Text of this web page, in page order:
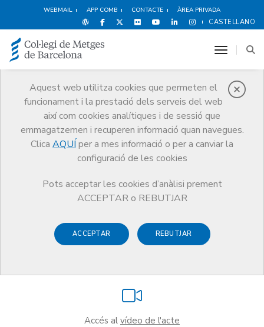
WEBMAIL APP COMB CONTACTE ÀREA PRIVADA
CASTELLANO
Aquest web utilitza cookies que permeten el
funcionament i la prestació dels serveis del web
així com cookies analítiques i de sessió que
emmagatzemen i recuperen informació quan navegues.
Clica AQUÍ per a mes informació o per a canviar la
configuració de les cookies
Pots acceptar les cookies d’anàlisi prement
ACCEPTAR o REBUTJAR
ACCEPTAR REBUTJAR
toggle
Premis
Premis Premis Edició 2022
Premis Edició 2022
Accés al vídeo de l'acte